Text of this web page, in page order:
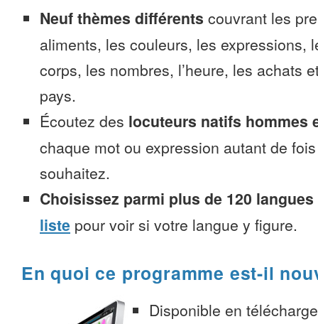
Neuf thèmes différents couvrant les
aliments, les couleurs, les expressions,
corps, les nombres, l’heure, les achats
pays.
Écoutez des locuteurs natifs hommes
chaque mot ou expression autant de
souhaitez.
Choisissez parmi plus de 120 langues
liste pour voir si votre langue y figure.
En quoi ce programme est-il
Disponible en